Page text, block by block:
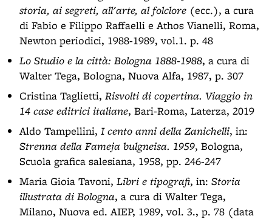
storia, ai segreti, all'arte, al folclore (ecc.), a cura
di Fabio e Filippo Raffaelli e Athos Vianelli, Roma,
Newton periodici, 1988-1989, vol.1. p. 48
Lo Studio e la città: Bologna 1888-1988, a cura di
Walter Tega, Bologna, Nuova Alfa, 1987, p. 307
Cristina Taglietti, Risvolti di copertina. Viaggio in
14 case editrici italiane, Bari-Roma, Laterza, 2019
Aldo Tampellini, I cento anni della Zanichelli, in:
Strenna della Fameja bulgneisa. 1959, Bologna,
Scuola grafica salesiana, 1958, pp. 246-247
Maria Gioia Tavoni, Libri e tipografi, in: Storia
illustrata di Bologna, a cura di Walter Tega,
Milano, Nuova ed. AIEP, 1989, vol. 3., p. 78 (data